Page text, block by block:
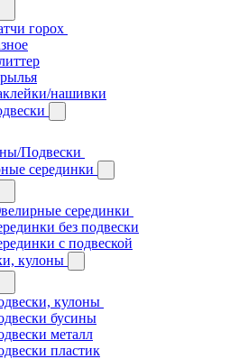
горох
нашивки
Подвески
серединки
серединки
без подвески
с подвеской
кулоны
кулоны
бусины
металл
пластик